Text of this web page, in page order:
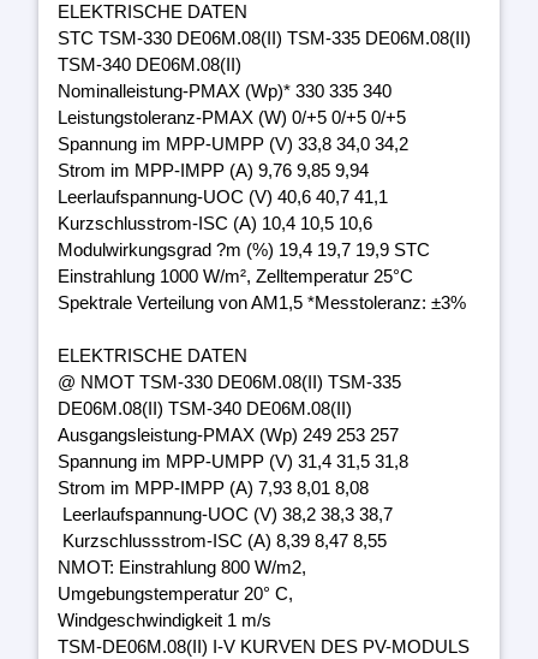
ELEKTRISCHE DATEN
STC TSM-330 DE06M.08(II) TSM-335 DE06M.08(II)
TSM-340 DE06M.08(II)
Nominalleistung-PMAX (Wp)* 330 335 340
Leistungstoleranz-PMAX (W) 0/+5 0/+5 0/+5
Spannung im MPP-UMPP (V) 33,8 34,0 34,2
Strom im MPP-IMPP (A) 9,76 9,85 9,94
Leerlaufspannung-UOC (V) 40,6 40,7 41,1
Kurzschlusstrom-ISC (A) 10,4 10,5 10,6
Modulwirkungsgrad ?m (%) 19,4 19,7 19,9 STC
Einstrahlung 1000 W/m², Zelltemperatur 25°C
Spektrale Verteilung von AM1,5 *Messtoleranz: ±3%
ELEKTRISCHE DATEN
@ NMOT TSM-330 DE06M.08(II) TSM-335
DE06M.08(II) TSM-340 DE06M.08(II)
Ausgangsleistung-PMAX (Wp) 249 253 257
Spannung im MPP-UMPP (V) 31,4 31,5 31,8
Strom im MPP-IMPP (A) 7,93 8,01 8,08
Leerlaufspannung-UOC (V) 38,2 38,3 38,7
Kurzschlussstrom-ISC (A) 8,39 8,47 8,55
NMOT: Einstrahlung 800 W/m2,
Umgebungstemperatur 20° C,
Windgeschwindigkeit 1 m/s
TSM-DE06M.08(II) I-V KURVEN DES PV-MODULS